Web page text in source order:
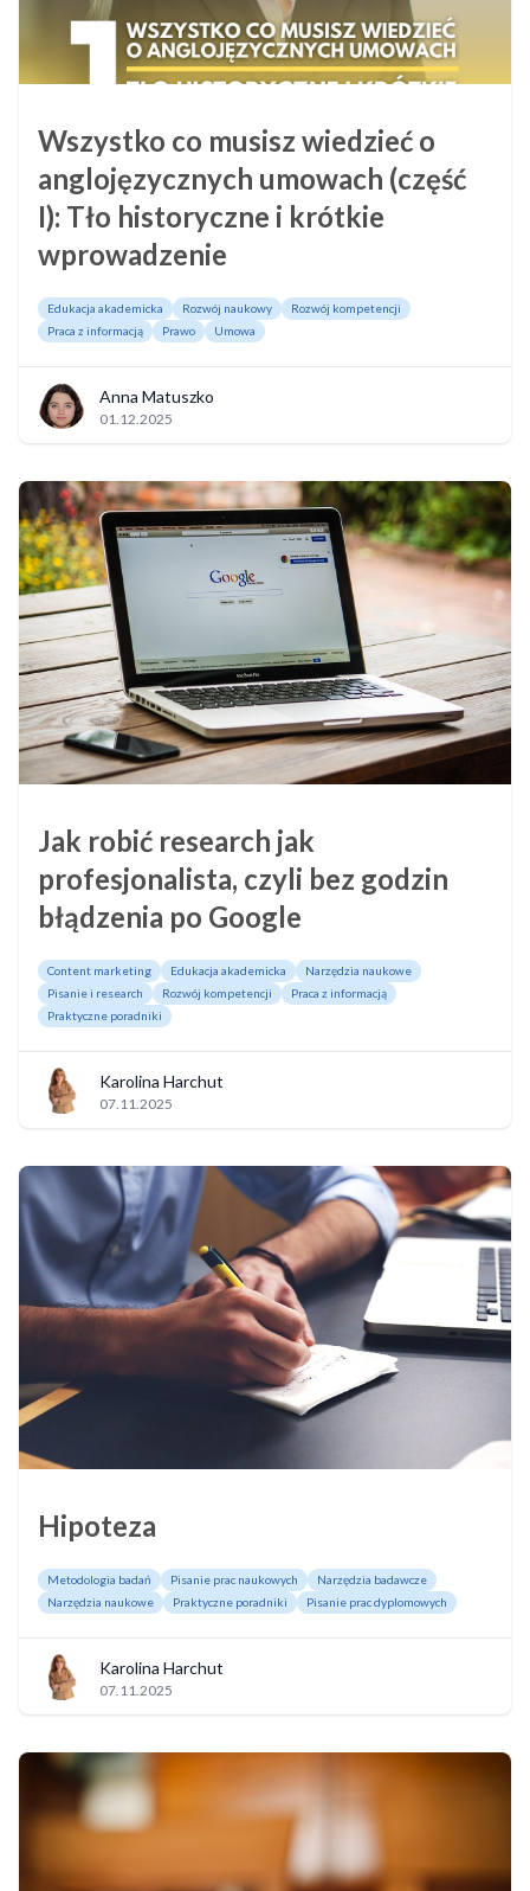
Wszystko co musisz wiedzieć o
anglojęzycznych umowach (część
I): Tło historyczne i krótkie
wprowadzenie
Edukacja akademicka Rozwój naukowy
Rozwój kompetencji
Praca z informacją
Prawo Umowa
Anna Matuszko
01.12.2025
Jak robić research jak
profesjonalista, czyli bez godzin
błądzenia po Google
Content marketing Edukacja akademicka
Narzędzia naukowe
Pisanie i research
Rozwój kompetencji
Praca z informacją
Praktyczne poradniki
Karolina Harchut
07.11.2025
Hipoteza
Metodologia badań Pisanie prac naukowych
Narzędzia badawcze
Narzędzia naukowe
Praktyczne poradniki Pisanie prac dyplomowych
Karolina Harchut
07.11.2025